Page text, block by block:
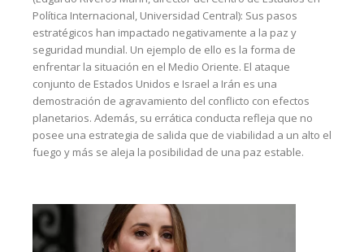
Política Internacional, Universidad Central): Sus pasos
estratégicos han impactado negativamente a la paz y
seguridad mundial. Un ejemplo de ello es la forma de
enfrentar la situación en el Medio Oriente. El ataque
conjunto de Estados Unidos e Israel a Irán es una
demostración de agravamiento del conflicto con efectos
planetarios. Además, su errática conducta refleja que no
posee una estrategia de salida que de viabilidad a un alto el
fuego y más se aleja la posibilidad de una paz estable.